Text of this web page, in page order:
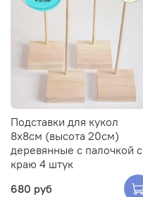
Подставки для кукол
8х8см (высота 20см)
деревянные с палочкой с
краю 4 штук
680 руб